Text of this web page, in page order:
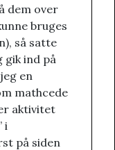
dem over
bruges
så satte
gik ind på
en
mathcede
aktivitet
i
på siden